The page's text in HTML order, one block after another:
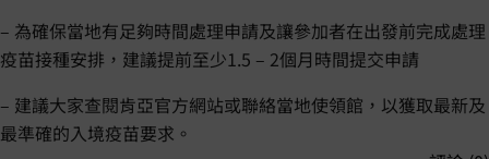
– 為確保當地有足夠時間處理申請及讓參加者在出發前完成處理
疫苗接種安排，建議提前至少1.5 – 2個月時間提交申請
– 建議大家查閱肯亞官方網站或聯絡當地使領館，以獲取最新及
最準確的入境疫苗要求。